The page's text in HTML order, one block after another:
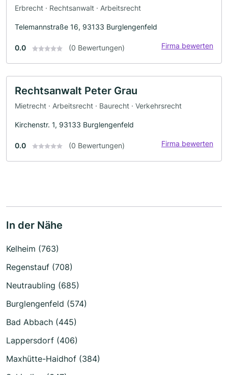
Erbrecht · Rechtsanwalt · Arbeitsrecht
Telemannstraße 16, 93133 Burglengenfeld
0.0 (0 Bewertungen) Firma bewerten
Rechtsanwalt Peter Grau
Mietrecht · Arbeitsrecht · Baurecht · Verkehrsrecht
Kirchenstr. 1, 93133 Burglengenfeld
0.0 (0 Bewertungen) Firma bewerten
In der Nähe
Kelheim (763)
Regenstauf (708)
Neutraubling (685)
Burglengenfeld (574)
Bad Abbach (445)
Lappersdorf (406)
Maxhütte-Haidhof (384)